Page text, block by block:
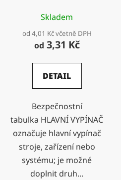
Skladem
od 4,01 Kč včetně DPH
od 3,31 Kč
DETAIL
Bezpečnostní
tabulka HLAVNÍ VYPÍNAČ
označuje hlavní vypínač
stroje, zařízení nebo
systému; je možné
doplnit druh...